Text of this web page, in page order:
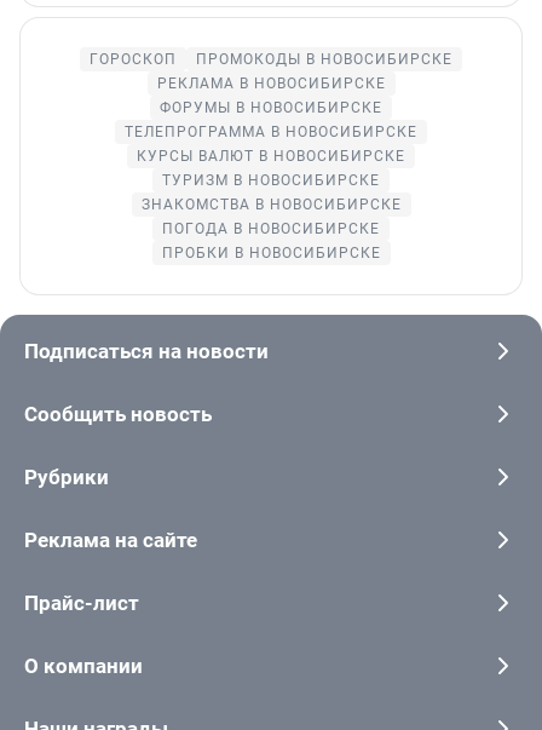
ГОРОСКОП
ПРОМОКОДЫ В НОВОСИБИРСКЕ
РЕКЛАМА В НОВОСИБИРСКЕ
ФОРУМЫ В НОВОСИБИРСКЕ
ТЕЛЕПРОГРАММА В НОВОСИБИРСКЕ
КУРСЫ ВАЛЮТ В НОВОСИБИРСКЕ
ТУРИЗМ В НОВОСИБИРСКЕ
ЗНАКОМСТВА В НОВОСИБИРСКЕ
ПОГОДА В НОВОСИБИРСКЕ
ПРОБКИ В НОВОСИБИРСКЕ
Подписаться на новости
Сообщить новость
Рубрики
Реклама на сайте
Прайс-лист
О компании